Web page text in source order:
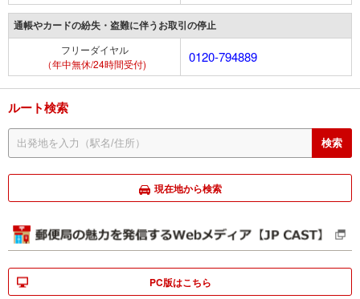
通帳やカードの紛失・盗難に伴うお取引の停止
フリーダイヤル
（年中無休/24時間受付)
0120-794889
ルート検索
現在地から検索
PC版はこちら